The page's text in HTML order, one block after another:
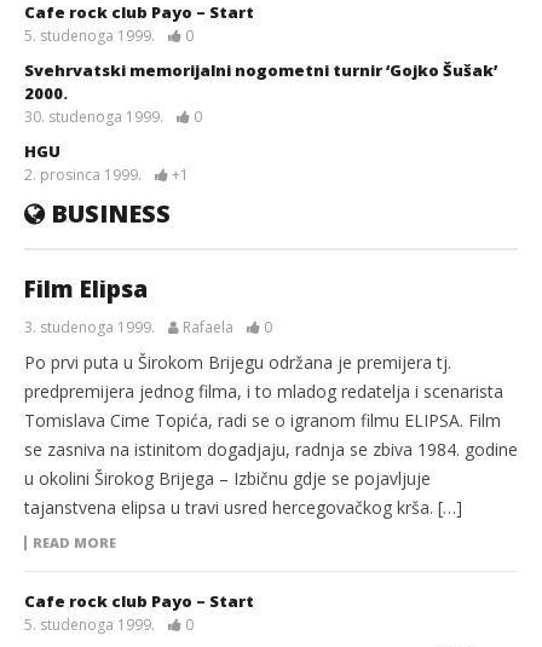
Cafe rock club Payo – Start
5. studenoga 1999. 0
Svehrvatski memorijalni nogometni turnir ‘Gojko Šušak’
2000.
30. studenoga 1999. 0
HGU
2. prosinca 1999. +1
BUSINESS
Film Elipsa
3. studenoga 1999. Rafaela 0
Po prvi puta u Širokom Brijegu održana je premijera tj.
predpremijera jednog filma, i to mladog redatelja i scenarista
Tomislava Cime Topića, radi se o igranom filmu ELIPSA. Film
se zasniva na istinitom dogadjaju, radnja se zbiva 1984. godine
u okolini Širokog Brijega – Izbičnu gdje se pojavljuje
tajanstvena elipsa u travi usred hercegovačkog krša. […]
READ MORE
Cafe rock club Payo – Start
5. studenoga 1999. 0